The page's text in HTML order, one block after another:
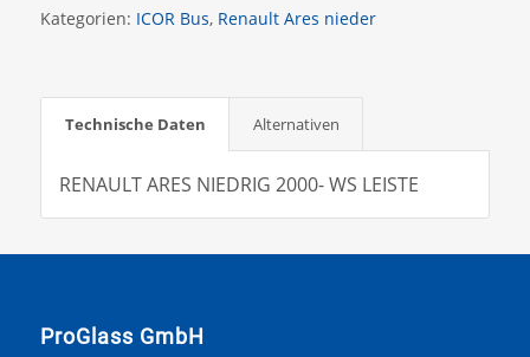
Kategorien: ICOR Bus, Renault Ares nieder
Technische Daten Alternativen
RENAULT ARES NIEDRIG 2000- WS LEISTE
ProGlass GmbH